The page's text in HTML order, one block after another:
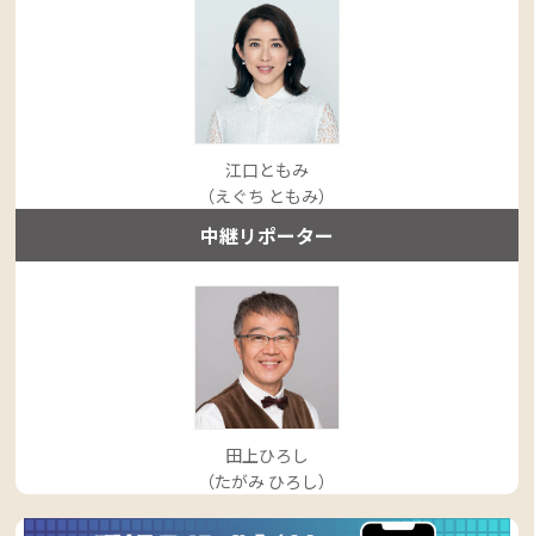
江口ともみ
（えぐち ともみ）
中継リポーター
田上ひろし
（たがみ ひろし）